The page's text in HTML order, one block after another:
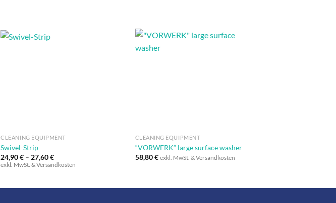
CLEANING EQUIPMENT
Swivel-Strip
24,90€ – 27,60€
exkl. MwSt. & Versandkosten
CLEANING EQUIPMENT
“VORWERK” large surface washer
58,80€ exkl. MwSt. & Versandkosten